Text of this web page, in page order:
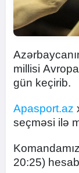
millisi
gün keçirib.
Apasport.az
seçməsi ilə
20:25)